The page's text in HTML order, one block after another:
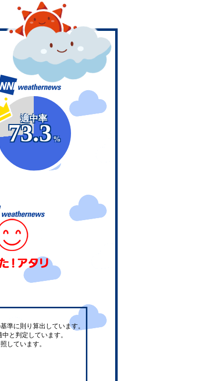
適中率
73.3
%
準に則り算出しています。
と判定しています。
しています。